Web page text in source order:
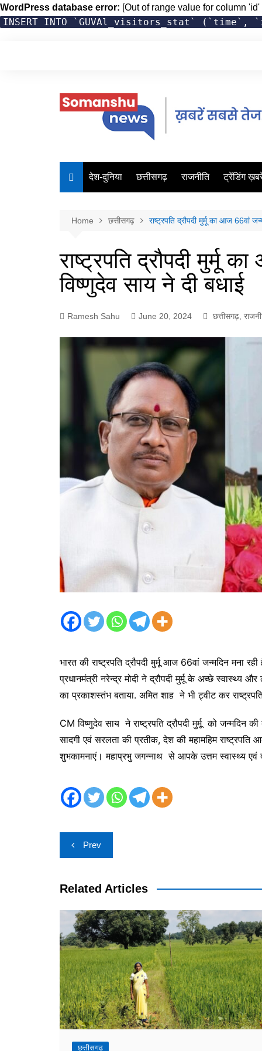
WordPress database error: [Out of range value for column 'id'
INSERT INTO `GUVAl_visitors_stat` (`time`,
देश-दुनिया छत्तीसगढ़ राजनीति ट्रेंडिंग
Home छत्तीसगढ़ राष्ट्रपति द्रौपदी मुर्मू का आज 66वां
राष्ट्रपति द्रौपदी मुर्मू
विष्णुदेव साय ने दी बधाई
Ramesh Sahu June 20, 2024 छत्तीसगढ़,
भारत की राष्ट्रपति द्रौपदी मुर्मू आज 66वां जन्मदिन मना
प्रधानमंत्री नरेन्द्र मोदी ने द्रौपदी मुर्मू के अच्छे स्वास्थ्य
का प्रकाशस्तंभ बताया. अमित शाह ने भी ट्वीट कर
CM विष्णुदेव साय ने राष्ट्रपति द्रौपदी मुर्मू को जन्मदिन
सादगी एवं सरलता की प्रतीक, देश की महामहिम राष्ट्रपति
शुभकामनाएं। महाप्रभु जगन्नाथ से आपके उत्तम स्वास्थ्य एवं
Post
navigation
Prev
Related Articles
छत्तीसगढ़